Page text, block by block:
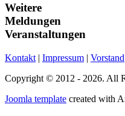
Weitere
Meldungen
Veranstaltungen
Kontakt | Impressum | Vorstand
Copyright © 2012 - 2026. All
Joomla template created with